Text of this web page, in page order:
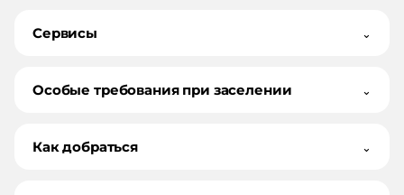
Сервисы ⌄
Особые требования при заселении ⌄
Как добраться ⌄